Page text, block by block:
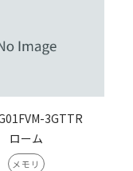
3GTTR
ローム
メモリ